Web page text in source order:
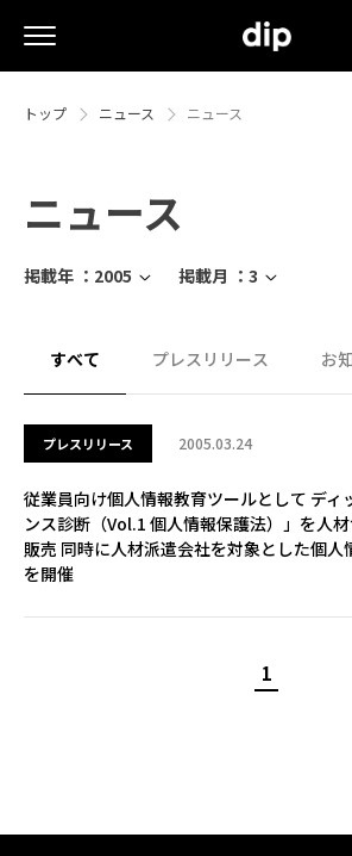
トップ ニュース ニュース
ニュース
掲載年 ： 2005 掲載月 ： 3
すべて プレスリリース お
プレスリリース 2005.03.24
従業員向け個人情報教育ツールとして ディ
ンス診断（Vol.1 個人情報保護法）」を人
販売 同時に人材派遣会社を対象とした個人
を開催
1